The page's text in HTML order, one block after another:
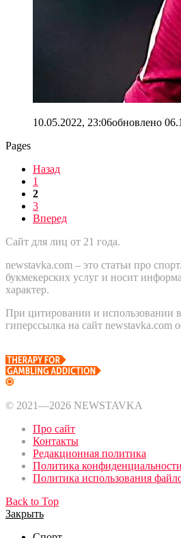
10.05.2022, 23:06обновлено
Pages
Назад
1
2
3
Вперед
Сайт для лиц от 21 года.
newstavka.com – это статьи про
букмекерских услуг и носит
характер.
При цитировании и использовании
гиперссылка на сайт newstavka.com
© 2021—2026 NEWSTAVKA
Про сайт
Контакты
Редакционная политика
Политика конфиденциальности
Политика использования
Back to Top
Закрыть